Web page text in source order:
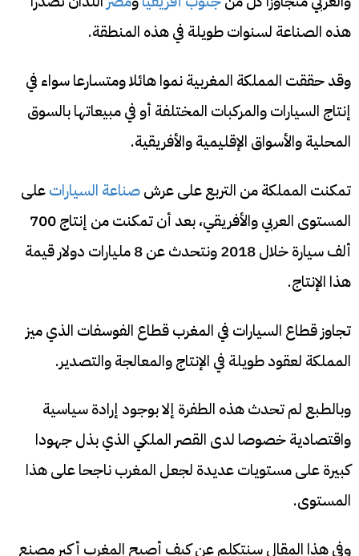
هذه الصناعة لسنوات طويلة في هذه المنطقة.
وقد حققت المملكة المغربية نموا هائلا ومتسارعا سواء في
إنتاج السيارات والمركبات المختلفة أو في مبيعاتها بالسوق
المحلية والأسواق الإقليمية والأفريقية.
تمكنت المملكة من التربع على عرشصناعة السياراتعلى
المستوى العربي والأفريقي، بعد أن تمكنت من إنتاج 700
ألف سيارة خلال 2018 ونتحدث عن 8 مليارات دولار قيمة
هذا الإنتاج.
تجاوز قطاع السيارات في المغرب قطاع الفوسفات الذي ميز
المملكة لعقود طويلة في الإنتاج والمعالجة والتصدير.
وبالطبع لم تحدث هذه الطفرة إلا بوجود إرادة سياسية
واقتصادية خصوصا لدى القصر الملكي الذي بذل جهودا
كبيرة على مستويات عديدة لجعل المغرب ناجحا على هذا
المستوى.
وفي هذا المقال سنتكلم عن كيف أصبح المغرب أكبر مصنع